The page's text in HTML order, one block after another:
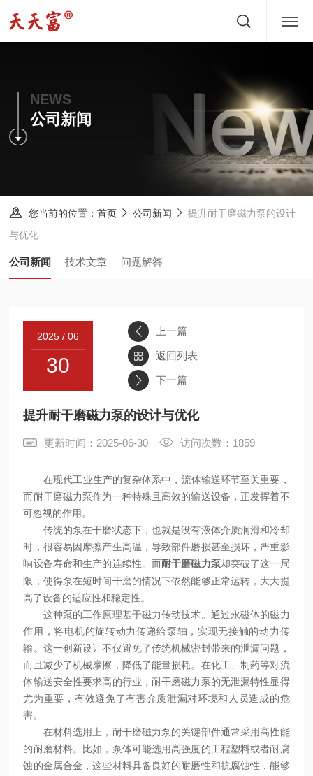
NEWS
公司新闻
您当前的位置：首页 公司新闻
提升耐干磨磁力泵的设计
与优化
公司新闻 技术文章 问题解答
2025 / 06
30
上一篇
返回列表
下一篇
提升耐干磨磁力泵的设计与优化
更新时间：2025-06-30 访问次数：1859
在现代工业生产的复杂体系中，流体输送环节至关重要，
而耐干磨磁力泵作为一种特殊且高效的输送设备，正发挥着不
可忽视的作用。
传统的泵在干磨状态下，也就是没有液体介质润滑和冷却
时，很容易因摩擦产生高温，导致部件磨损甚至损坏，严重影
响设备寿命和生产的连续性。而耐干磨磁力泵却突破了这一局
限，使得泵在短时间干磨的情况下依然能够正常运转，大大提
高了设备的适应性和稳定性。
这种泵的工作原理基于磁力传动技术。通过永磁体的磁力
作用，将电机的旋转动力传递给泵轴，实现无接触的动力传
输。这一创新设计不仅避免了传统机械密封带来的泄漏问题，
而且减少了机械摩擦，降低了能量损耗。在化工、制药等对流
体输送安全性要求高的行业，耐干磨磁力泵的无泄漏特性显得
尤为重要，有效避免了有害介质泄漏对环境和人员造成的危
害。
在材料选用上，耐干磨磁力泵的关键部件通常采用高性能
的耐磨材料。比如，泵体可能选用高强度的工程塑料或者耐腐
蚀的金属合金，这些材料具备良好的耐磨性和抗腐蚀性，能够